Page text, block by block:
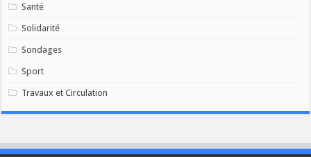
Santé
Solidarité
Sondages
Sport
Travaux et Circulation